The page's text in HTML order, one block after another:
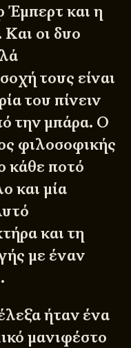
Έμπερτ και η
οι δυο
τους είναι
του πίνειν
την μπάρα. Ο
φιλοσοφικής
κάθε ποτό
και μία
και τη
με έναν
ήταν ένα
μανιφέστο